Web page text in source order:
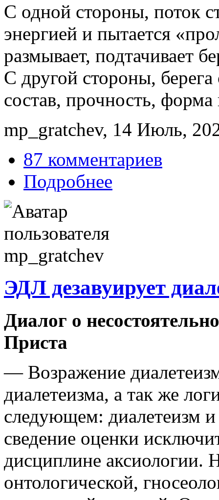
С одной стороны, поток
энергией и пытается
размывает, подтачивает
С другой стороны,
состав, прочность,
mp_gratchev, 14 Июль,
87 комментариев
Подробнее
ЭДЛ дезавуирует
Диалог о
Приста
— Возражение
диалетеизма, а так же
следующем: диалетеизм
сведение оценки
дисциплине аксиологии.
онтологической,